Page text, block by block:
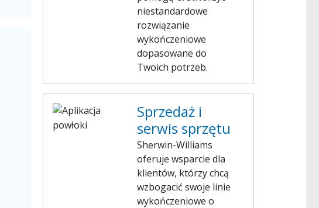
niestandardowe
rozwiązanie
wykończeniowe
dopasowane do
Twoich potrzeb.
Sprzedaż i
serwis sprzętu
Sherwin-Williams
oferuje wsparcie dla
klientów, którzy chcą
wzbogacić swoje linie
wykończeniowe o